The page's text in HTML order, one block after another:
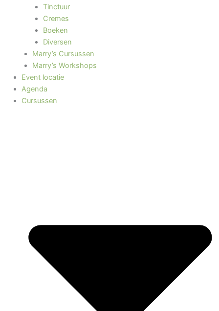
Tinctuur
Cremes
Boeken
Diversen
Marry’s Cursussen
Marry’s Workshops
Event locatie
Agenda
Cursussen